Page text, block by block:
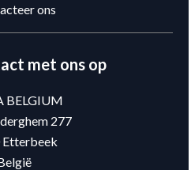
ons
met ons op
BELGIUM
277
Etterbeek